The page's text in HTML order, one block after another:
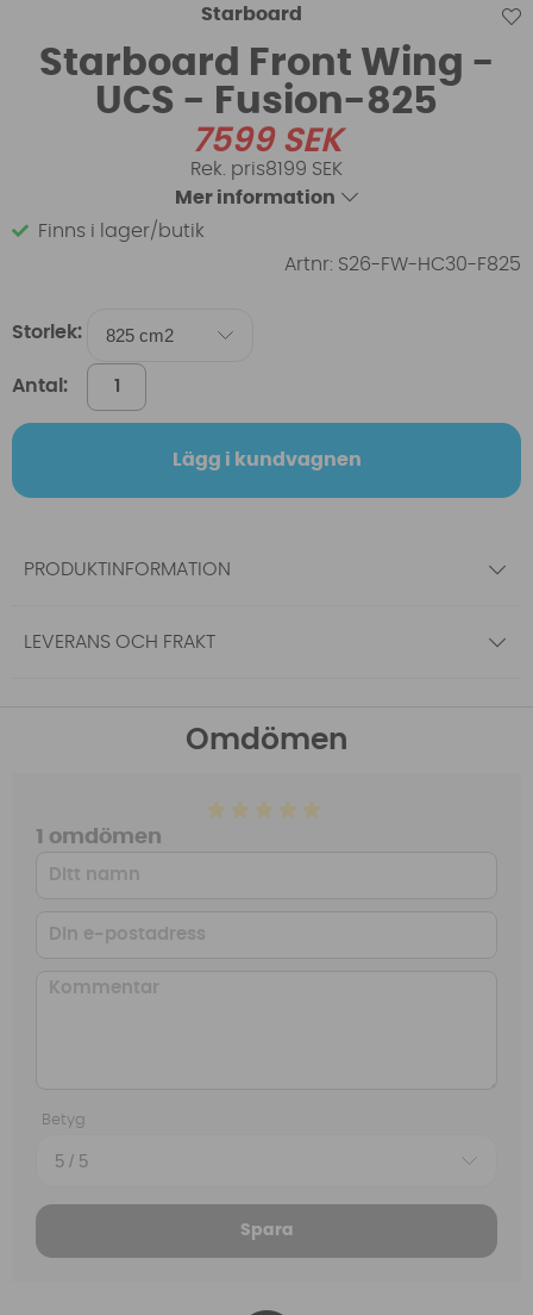
Starboard
Starboard Front Wing -
UCS - Fusion-825
7599SEK
8199 SEK
Mer information
Finns i lager/butik
Artnr: S26-FW-HC30-F825
Storlek:
Antal:
Lägg i kundvagnen
PRODUKTINFORMATION
LEVERANS OCH FRAKT
Omdömen
1 omdömen
Betyg
Spara